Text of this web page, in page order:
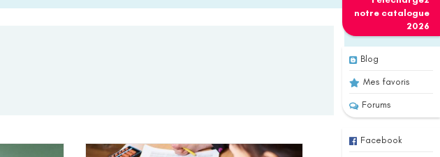
notre catalogue
2026
Blog
Mes favoris
Forums
Facebook